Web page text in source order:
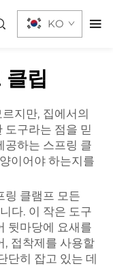
KO
클립
지만, 집에서의
도구라는 점을 믿
공하는 스프링 클
이어야 하는지를
링 클램프 모든
다. 이 작은 도구
뒷마당에 요새를
, 접착제를 사용할
단히 잡고 있는 데